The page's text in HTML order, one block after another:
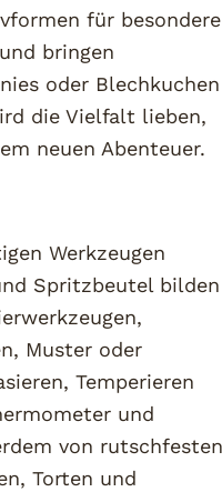
für besondere
bringen
oder Blechkuchen
die Vielfalt lieben,
neuen Abenteuer.
Werkzeugen
Spritzbeutel bilden
Muster oder
Temperieren
und
von rutschfesten
Torten und